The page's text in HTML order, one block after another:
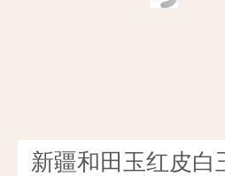
新疆和田玉红皮白